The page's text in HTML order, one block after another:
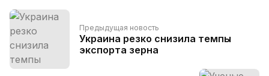
Предыдущая новость
Украина резко снизила темпы
экспорта зерна